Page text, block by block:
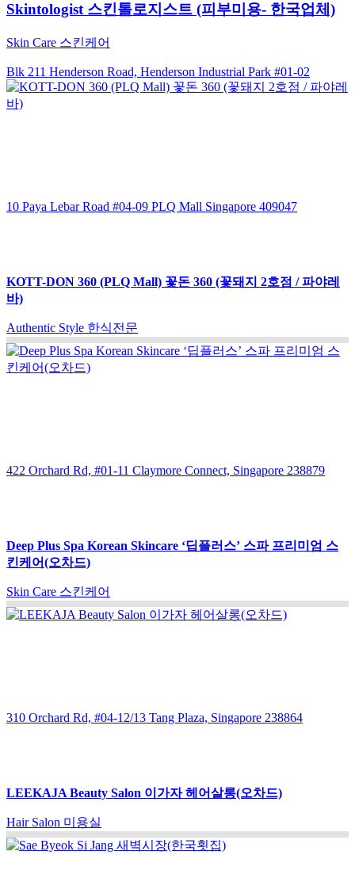
Skintologist 스킨톨로지스트 (피부미용- 한국업체)
Skin Care 스킨케어
Blk 211 Henderson Road, Henderson Industrial Park #01-02
10 Paya Lebar Road #04-09 PLQ Mall Singapore 409047
KOTT-DON 360 (PLQ Mall) 꽃돈 360 (꽃돼지 2호점 / 파야레
바)
Authentic Style 한식전문
422 Orchard Rd, #01-11 Claymore Connect, Singapore 238879
Deep Plus Spa Korean Skincare ‘딥플러스’ 스파 프리미엄 스
킨케어(오차드)
Skin Care 스킨케어
310 Orchard Rd, #04-12/13 Tang Plaza, Singapore 238864
LEEKAJA Beauty Salon 이가자 헤어살롱(오차드)
Hair Salon 미용실